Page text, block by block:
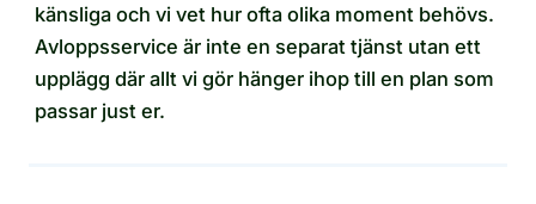
känsliga och vi vet hur ofta olika moment behövs.
Avloppsservice är inte en separat tjänst utan ett
upplägg där allt vi gör hänger ihop till en plan som
passar just er.